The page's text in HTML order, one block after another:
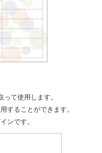
て使用します。
することができます。
ンです。